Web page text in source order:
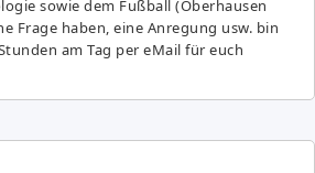
sowie dem Fußball (Oberhausen
Frage haben, eine Anregung usw. bin
am Tag per eMail für euch